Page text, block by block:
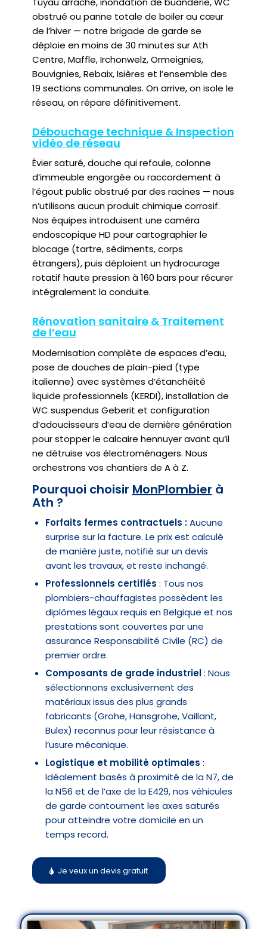
obstrué ou panne totale de boiler au cœur
de l’hiver — notre brigade de garde se
déploie en moins de 30 minutes sur Ath
Centre, Maffle, Irchonwelz, Ormeignies,
Bouvignies, Rebaix, Isières et l’ensemble des
19 sections communales. On arrive, on isole le
réseau, on répare définitivement.
Débouchage technique & Inspection
vidéo de réseau
Évier saturé, douche qui refoule, colonne
d’immeuble engorgée ou raccordement à
l’égout public obstrué par des racines — nous
n’utilisons aucun produit chimique corrosif.
Nos équipes introduisent une caméra
endoscopique HD pour cartographier le
blocage (tartre, sédiments, corps
étrangers), puis déploient un hydrocurage
rotatif haute pression à 160 bars pour récurer
intégralement la conduite.
Rénovation sanitaire & Traitement
de l’eau
Modernisation complète de espaces d’eau,
pose de douches de plain-pied (type
italienne) avec systèmes d’étanchéité
liquide professionnels (KERDI), installation de
WC suspendus Geberit et configuration
d’adoucisseurs d’eau de dernière génération
pour stopper le calcaire hennuyer avant qu’il
ne détruise vos électroménagers. Nous
orchestrons vos chantiers de A à Z.
Pourquoi choisir MonPlombier à
Ath ?
Forfaits fermes contractuels :Aucune
surprise sur la facture. Le prix est calculé
de manière juste, notifié sur un devis
avant les travaux, et reste inchangé.
Professionnels certifiés : Tous nos
plombiers-chauffagistes possèdent les
diplômes légaux requis en Belgique et nos
prestations sont couvertes par une
assurance Responsabilité Civile (RC) de
premier ordre.
Composants de grade industriel: Nous
sélectionnons exclusivement des
matériaux issus des plus grands
fabricants (Grohe, Hansgrohe, Vaillant,
Bulex) reconnus pour leur résistance à
l’usure mécanique.
Logistique et mobilité optimales :
Idéalement basés à proximité de la N7, de
la N56 et de l’axe de la E429, nos véhicules
de garde contournent les axes saturés
pour atteindre votre domicile en un
temps record.
Je veux un devis gratuit